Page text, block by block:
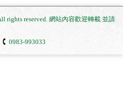
rights reserved. 網站內容歡迎轉載 並請
0983-993033